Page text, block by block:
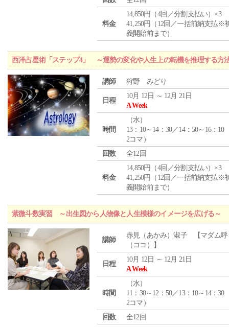
料金
14,850円（4回／分割支払い）×3
41,250円（12回／一括前納支払※
義開始前まで）
西洋占星術「ステップ4」 ～運勢の変化や人生上の転機を推理する方
講師 狩野 みどり
日程
10月 12日 ～ 12月 21日
A Week
時間
（水）
13：10～14：30／14：50～16：10
2コマ）
回数
全12回
料金
14,850円（4回／分割支払い）×3
41,250円（12回／一括前納支払※
義開始前まで）
紫微斗数実習 ～出生図から人物像と人生模様のイメージを広げる～
講師
赤見（あかみ）淑子 【マダム呼
（ココ）】
日程
10月 12日 ～ 12月 21日
A Week
時間
（水）
11：30～12：50／13：10～14：30
2コマ）
回数
全12回